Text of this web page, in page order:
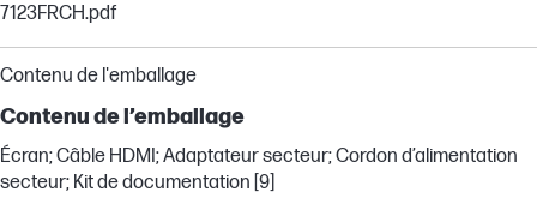
7123FRCH.pdf
Contenu de l'emballage
Contenu de l’emballage
Écran; Câble HDMI; Adaptateur secteur; Cordon d’alimentation
secteur; Kit de documentation [9]